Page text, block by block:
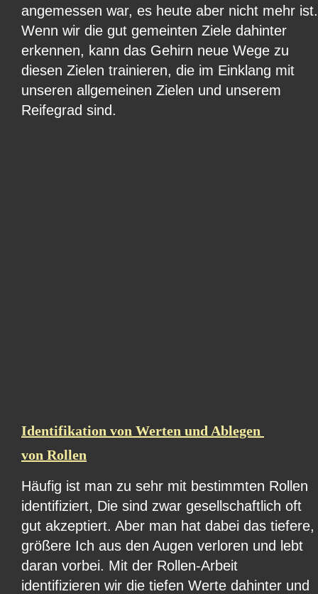
angemessen war, es heute aber nicht mehr
Wenn wir die gut gemeinten Ziele dahinter
erkennen, kann das Gehirn neue Wege zu
diesen Zielen trainieren, die im Einklang mit
unseren allgemeinen Zielen und unserem
Reifegrad sind.
Identifikation von Werten und Ablegen
von Rollen
Häufig ist man zu sehr mit bestimmten Rollen
identifiziert, Die sind zwar gesellschaftlich oft
gut akzeptiert. Aber man hat dabei das tiefere,
größere Ich aus den Augen verloren und lebt
daran vorbei. Mit der Rollen-Arbeit
identifizieren wir die tiefen Werte dahinter und